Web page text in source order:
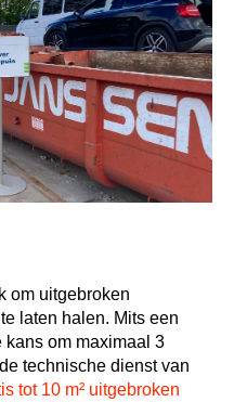
om uitgebroken
laten halen. Mits een
om maximaal 3
technische dienst van
tot 10 m² uitgebroken